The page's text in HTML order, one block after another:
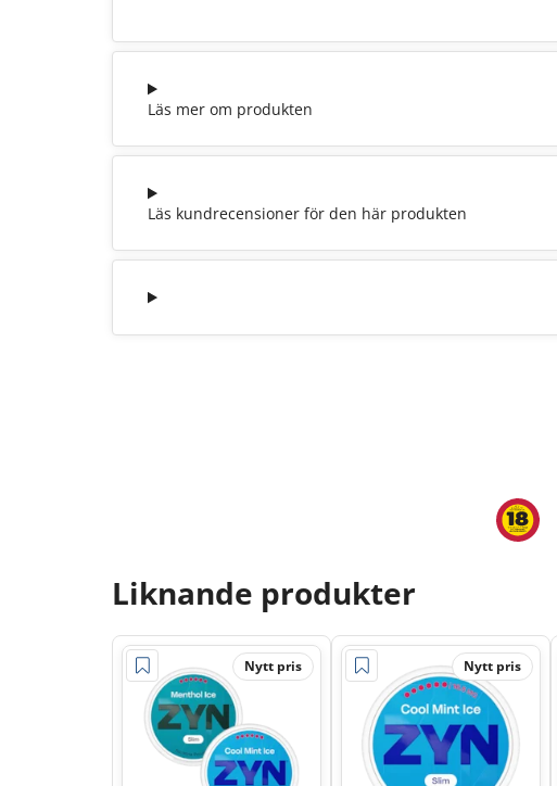
Läs mer om produkten
Läs kundrecensioner för den här produkten
Liknande produkter
Nytt pris Nytt pris